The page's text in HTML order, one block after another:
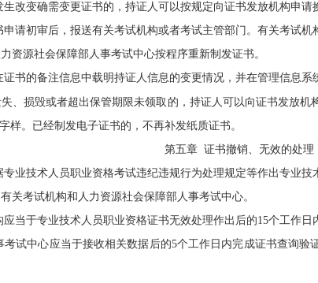
改变确需变更证书的，持证人可以按规定向证书发放机构申请
请初审后，报送有关考试机构或者考试主管部门。有关考试
资源社会保障部人事考试中心按程序重新制发证书。
书的备注信息中载明持证人信息的变更情况，并在管理信息系
、损毁或者超出保管期限未领取的，持证人可以向证书发放
字样。已经制发电子证书的，不再补发纸质证书。
第五章 证书撤销、 无效的处理
业技术人员职业资格考试违纪违规行为处理规定等作出专业技
关考试机构和人力资源社会保障部人事考试中心。
当于专业技术人员职业资格证书无效处理作出后的15个工作日
考试中心应当于接收相关数据后的5个工作日内完成证书查询验